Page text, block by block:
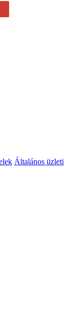
Általános üzleti